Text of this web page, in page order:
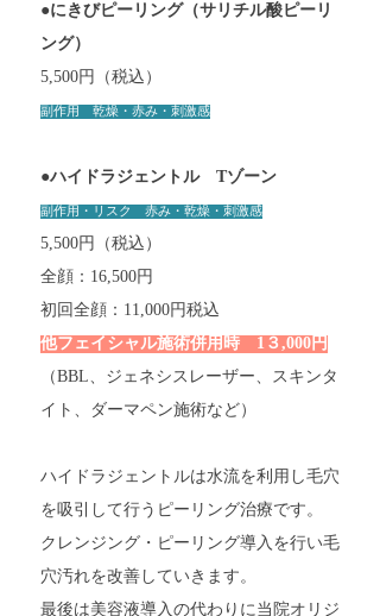
●にきびピーリング（サリチル酸ピーリ
ング）
5,500円（税込）
副作用 乾燥・赤み・刺激感
●ハイドラジェントル Tゾーン
副作用・リスク 赤み・乾燥・刺激感
5,500円（税込）
​全顔：16,500円
初回全顔：11,000円税込
他フェイシャル施術併用時 1３,000円
（BBL、ジェネシスレーザー、スキンタ
イト、ダーマペン施術など）
ハイドラジェントルは水流を利用し毛穴
を吸引して行うピーリング治療です。
クレンジング・ピーリング導入を行い毛
穴汚れを改善していきます。
最後は美容液導入の代わりに当院オリジ